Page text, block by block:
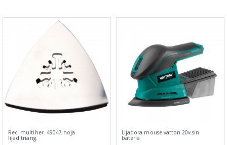
Rec. multiher. 49047 hoja
lijad.triang.
Lijadora mouse vatton 20v.sin
bateria